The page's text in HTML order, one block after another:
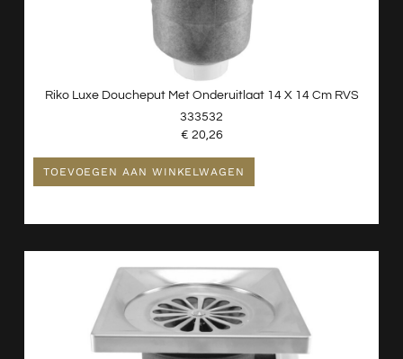
Nieuw - Wordt Niet Gebruikt
Toiletten
Waterontharder
Riko Luxe Doucheput Met Onderuitlaat 14 X 14 Cm RVS
333532
€ 20,26
TOEVOEGEN AAN WINKELWAGEN